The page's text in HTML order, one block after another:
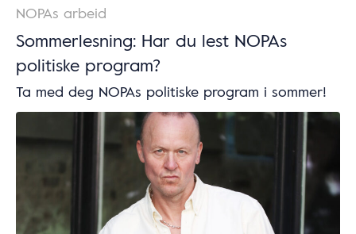
NOPAs arbeid
Sommerlesning: Har du lest NOPAs
politiske program?
Ta med deg NOPAs politiske program i sommer!